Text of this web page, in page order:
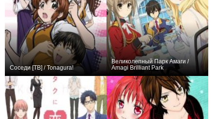
Соседи [ТВ] / Tonagura!
Великолепный Парк Амаги /
Amagi Brilliant Park